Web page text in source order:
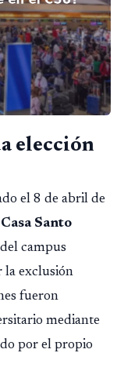
elección
el 8 de abril de
Santo
campus
la exclusión
fueron
mediante
por el propio